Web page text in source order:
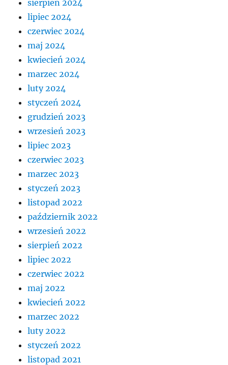
sierpień 2024
lipiec 2024
czerwiec 2024
maj 2024
kwiecień 2024
marzec 2024
luty 2024
styczeń 2024
grudzień 2023
wrzesień 2023
lipiec 2023
czerwiec 2023
marzec 2023
styczeń 2023
listopad 2022
październik 2022
wrzesień 2022
sierpień 2022
lipiec 2022
czerwiec 2022
maj 2022
kwiecień 2022
marzec 2022
luty 2022
styczeń 2022
listopad 2021